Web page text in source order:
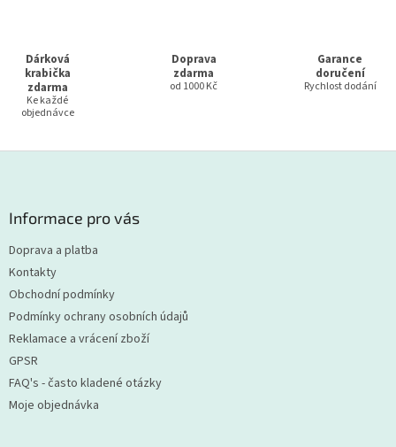
Dárková
krabička
zdarma
Ke každé
objednávce
Doprava
zdarma
od 1000 Kč
Garance
doručení
Rychlost dodání
Informace pro vás
Doprava a platba
Kontakty
Obchodní podmínky
Podmínky ochrany osobních údajů
Reklamace a vrácení zboží
GPSR
FAQ's - často kladené otázky
Moje objednávka